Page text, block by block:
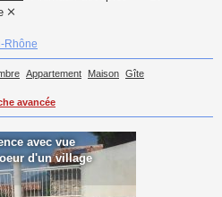
Rhône
Appartement Maison Gîte
avancée
avec vue
d'un village